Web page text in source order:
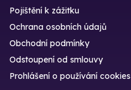
Pojištění k zážitku
Ochrana osobních údajů
Obchodní podmínky
Odstoupení od smlouvy
Prohlášení o používání cookies